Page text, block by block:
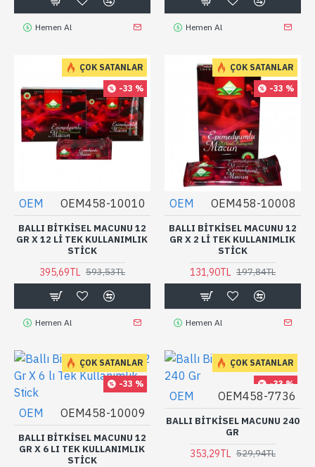
Hemen Al Hemen Al
ÇOK SATANLAR
-33 %
OEM OEM458-10010
BALLI BITKISEL MACUNU 12
GR X 12 LI TEK KULLANIMLIK
STICK
395,69TL 593,53TL
Hemen Al
ÇOK SATANLAR
-33 %
OEM OEM458-10008
BALLI BITKISEL MACUNU 12
GR X 2 LI TEK KULLANIMLIK
STICK
131,90TL 197,84TL
Hemen Al
ÇOK SATANLAR
-33 %
OEM OEM458-10009
BALLI BITKISEL MACUNU 12
GR X 6 LI TEK KULLANIMLIK
STICK
ÇOK SATANLAR
-33 %
OEM OEM458-7736
BALLI BITKISEL MACUNU 240
GR
353,29TL 529,94TL